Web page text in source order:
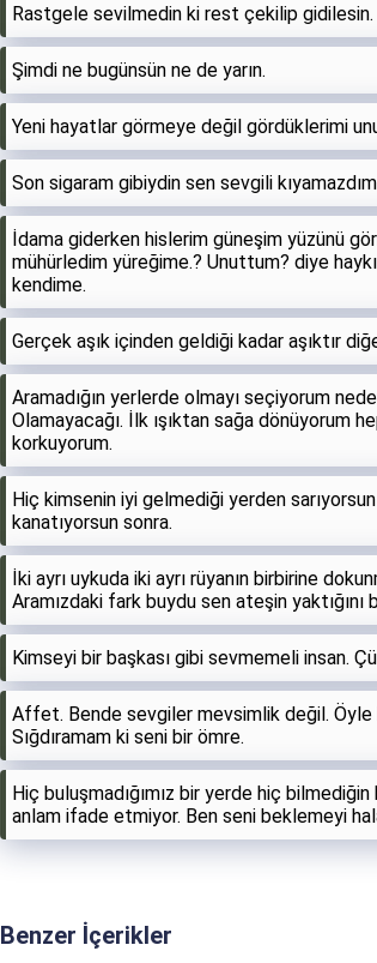
Rastgele sevilmedin ki rest çekilip gidilesin.
Şimdi ne bugünsün ne de yarın.
Yeni hayatlar görmeye değil gördüklerimi
Son sigaram gibiydin sen sevgili
İdama giderken hislerim güneşim yüzünü
mühürledim yüreğime.? Unuttum? diye
kendime.
Gerçek aşık içinden geldiği kadar aşıktır
Aramadığın yerlerde olmayı seçiyorum
Olamayacağı. İlk ışıktan sağa dönüyorum
korkuyorum.
Hiç kimsenin iyi gelmediği yerden
kanatıyorsun sonra.
İki ayrı uykuda iki ayrı rüyanın birbirine
Aramızdaki fark buydu sen ateşin yaktığını
Kimseyi bir başkası gibi sevmemeli insan.
Affet. Bende sevgiler mevsimlik değil. Öyle
Sığdıramam ki seni bir ömre.
Hiç buluşmadığımız bir yerde hiç
anlam ifade etmiyor. Ben seni beklemeyi
Benzer İçerikler